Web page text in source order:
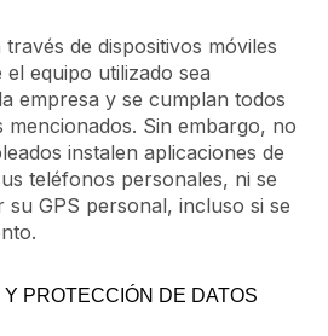
de dispositivos móviles
equipo utilizado sea
empresa y se cumplan todos
mencionados. Sin embargo, no
instalen aplicaciones de
teléfonos personales, ni se
su GPS personal, incluso si se
PROTECCIÓN DE DATOS